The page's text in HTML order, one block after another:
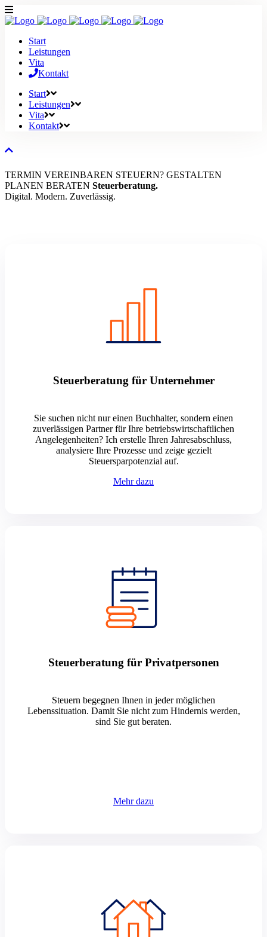
Start
Leistungen
Vita
Kontakt
Start
Leistungen
Vita
Kontakt
TERMIN VEREINBAREN STEUERN? GESTALTEN
PLANEN BERATEN Steuerberatung.
Digital. Modern. Zuverlässig.
Steuerberatung für Unternehmer
Sie suchen nicht nur einen Buchhalter, sondern einen
zuverlässigen Partner für Ihre betriebswirtschaftlichen
Angelegenheiten? Ich erstelle Ihren Jahresabschluss,
analysiere Ihre Prozesse und zeige gezielt
Steuersparpotenzial auf.
Mehr dazu
Steuerberatung für Privatpersonen
Steuern begegnen Ihnen in jeder möglichen
Lebenssituation. Damit Sie nicht zum Hindernis werden,
sind Sie gut beraten.
Mehr dazu